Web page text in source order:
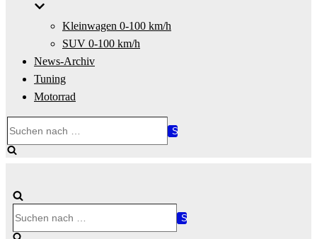
Kleinwagen 0-100 km/h
SUV 0-100 km/h
News-Archiv
Tuning
Motorrad
nach …
nach …